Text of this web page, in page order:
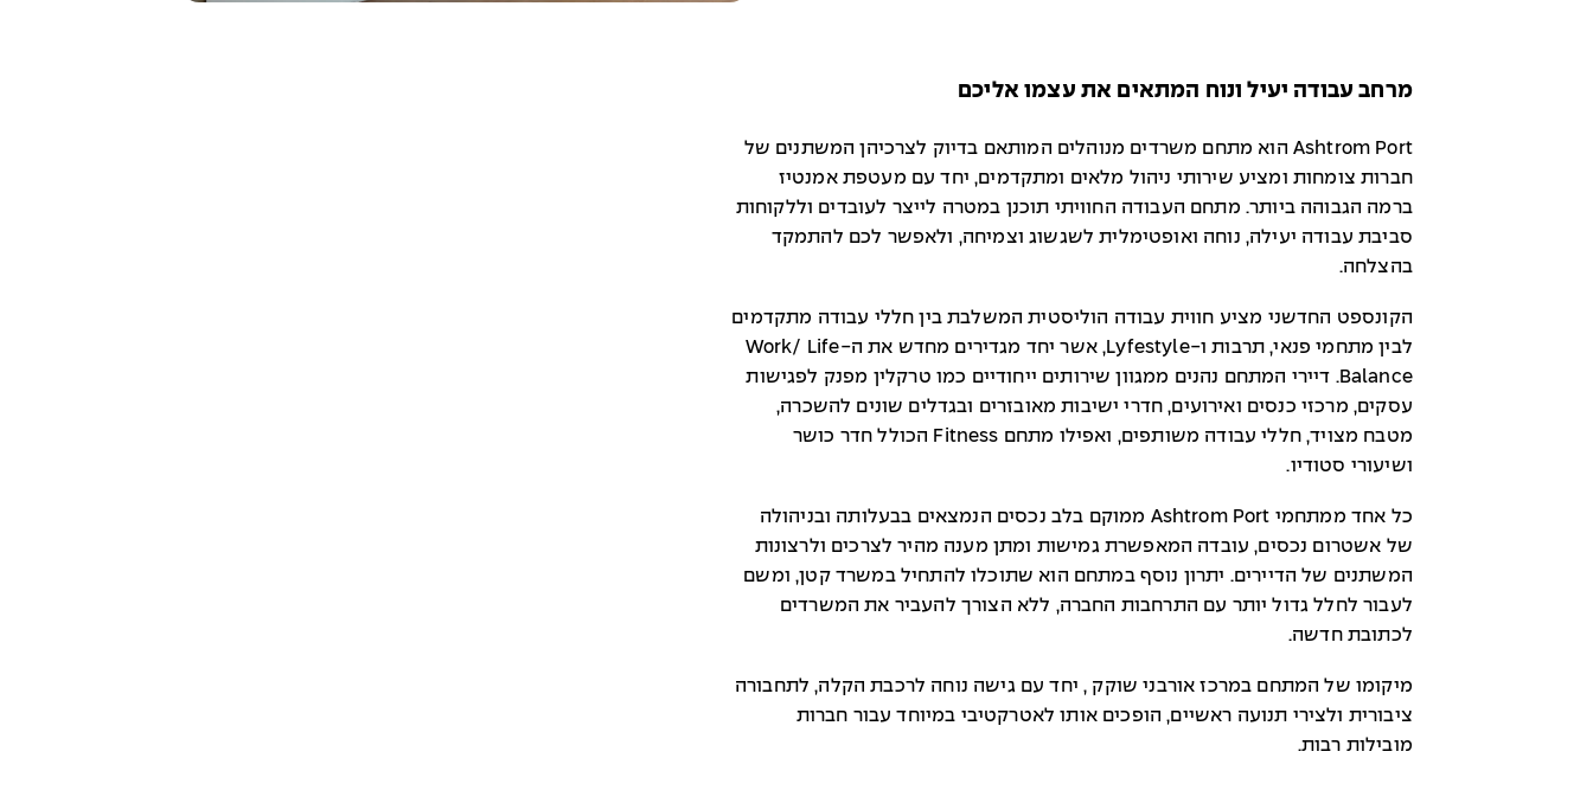
מרחב עבודה יעיל ונוח המתאים את עצמו אליכם
Ashtrom Port הוא מתחם משרדים מנוהלים המותאם בדיוק לצרכיהן המשתנים של
חברות צומחות ומציע שירותי ניהול מלאים ומתקדמים, יחד עם מעטפת אמנטיז
ברמה הגבוהה ביותר. מתחם העבודה החוויתי תוכנן במטרה לייצר לעובדים וללקוחות
סביבת עבודה יעילה, נוחה ואופטימלית לשגשוג וצמיחה, ולאפשר לכם להתמקד
בהצלחה.
הקונספט החדשני מציע חווית עבודה הוליסטית המשלבת בין חללי עבודה מתקדמים
לבין מתחמי פנאי, תרבות ו-Lyfestyle, אשר יחד מגדירים מחדש את ה-Work/ Life
Balance. דיירי המתחם נהנים ממגוון שירותים ייחודיים כמו טרקלין מפנק לפגישות
עסקים, מרכזי כנסים ואירועים, חדרי ישיבות מאובזרים ובגדלים שונים להשכרה,
מטבח מצויד, חללי עבודה משותפים, ואפילו מתחם Fitness הכולל חדר כושר
ושיעורי סטודיו.
כל אחד ממתחמי Ashtrom Port ממוקם בלב נכסים הנמצאים בבעלותה ובניהולה
של אשטרום נכסים, עובדה המאפשרת גמישות ומתן מענה מהיר לצרכים ולרצונות
המשתנים של הדיירים. יתרון נוסף במתחם הוא שתוכלו להתחיל במשרד קטן, ומשם
לעבור לחלל גדול יותר עם התרחבות החברה, ללא הצורך להעביר את המשרדים
לכתובת חדשה.
מיקומו של המתחם במרכז אורבני שוקק , יחד עם גישה נוחה לרכבת הקלה, לתחבורה
ציבורית ולצירי תנועה ראשיים, הופכים אותו לאטרקטיבי במיוחד עבור חברות
מובילות רבות.